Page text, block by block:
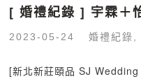
[ 婚禮紀錄 ] 宇霖＋
2023-05-24 婚禮紀錄
​[新北新莊頤品 SJ